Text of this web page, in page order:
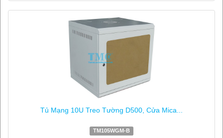
Tủ Mạng 10U Treo Tường D500, Cửa Mica...
TM105WGM-B